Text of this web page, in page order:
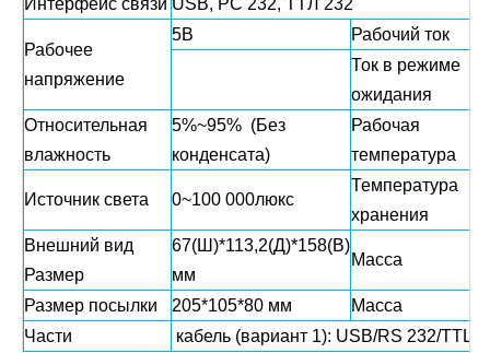
Интерфейс связи USB, РС 232, ТТЛ 232
Рабочее
напряжение
5В Рабочий ток
Ток в режиме
ожидания
Относительная
влажность
5%~95% (Без
конденсата)
Рабочая
температура
Источник света 0~100 000люкс
Температура
хранения
Внешний вид
Размер
67(Ш)*113,2(Д)*158(В)
мм
Масса
Размер посылки 205*105*80 мм Масса
Части
кабель (вариант 1): USB/RS 232/TTL